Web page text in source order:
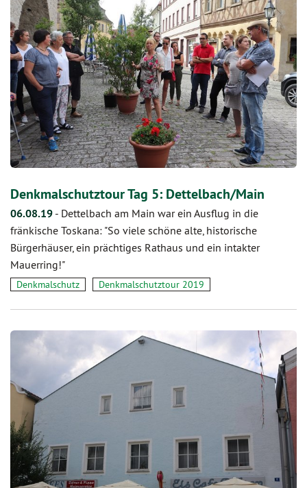
Denkmalschutztour Tag 5: Dettelbach/Main
06.08.19 - Dettelbach am Main war ein Ausflug in die
fränkische Toskana: "So viele schöne alte, historische
Bürgerhäuser, ein prächtiges Rathaus und ein intakter
Mauerring!"
Denkmalschutz Denkmalschutztour 2019